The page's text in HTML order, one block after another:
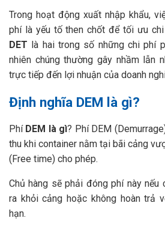
Trong hoạt động xuất nhập khẩu,
phí là yếu tố then chốt để tối ưu
DET là hai trong số những chi phí
nhiên chúng thường gây nhầm lẫn
trực tiếp đến lợi nhuận của doanh
Định nghĩa DEM là gì?
Phí DEM là gì? Phí DEM
thu khi container nằm tại bãi cảng
(Free time) cho phép.
Chủ hàng sẽ phải đóng phí này nếu
ra khỏi cảng hoặc không hoàn trả
hạn.